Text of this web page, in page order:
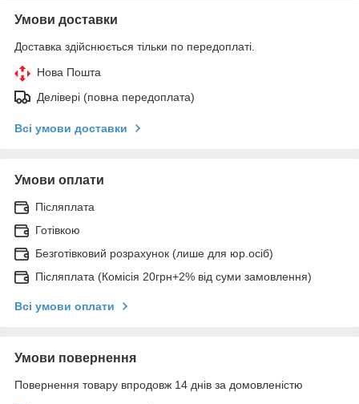
Умови доставки
Доставка здійснюється тільки по передоплаті.
Нова Пошта
Делівері (повна передоплата)
Всі умови доставки
Умови оплати
Післяплата
Готівкою
Безготівковий розрахунок (лише для юр.осіб)
Післяплата (Комісія 20грн+2% від суми замовлення)
Всі умови оплати
Умови повернення
Повернення товару впродовж 14 днів за домовленістю